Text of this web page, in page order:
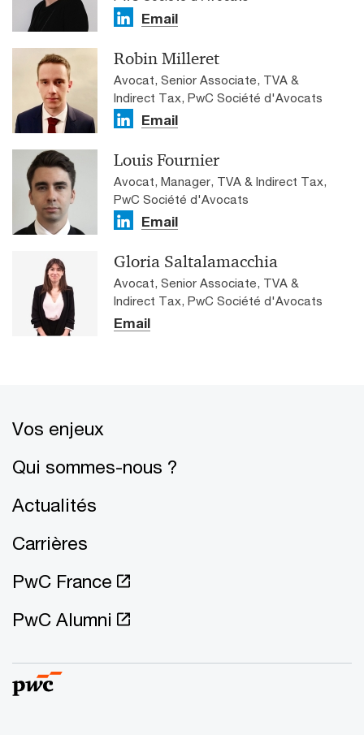
Email
Robin Milleret
Avocat, Senior Associate, TVA &
Indirect Tax, PwC Société d'Avocats
Email
Louis Fournier
Avocat, Manager, TVA & Indirect Tax,
PwC Société d'Avocats
Email
Gloria Saltalamacchia
Avocat, Senior Associate, TVA &
Indirect Tax, PwC Société d'Avocats
Email
Vos enjeux
Qui sommes-nous ?
Actualités
Carrières
PwC France
PwC Alumni